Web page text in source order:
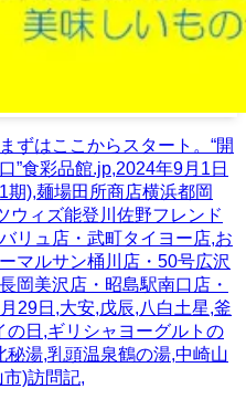
ずはここからスタート。“開
”食彩品館.jp,2024年9月1日
),麺場田所商店横浜都岡
ウィズ能登川佐野フレンド
リュ店・武町タイヨー店,お
マルサン桶川店・50号広沢
岡美沢店・昭島駅南口店・
29日,大安,戊辰,八白土星,釜
の日,ギリシャヨーグルトの
秘湯,乳頭温泉鶴の湯,中崎山
)訪問記,